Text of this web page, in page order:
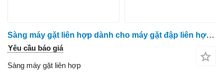
Sàng máy gặt liên hợp dành cho máy gặt đập liên hợp Massey Ferguson 7278
Yêu cầu báo giá
Sàng máy gặt liên hợp